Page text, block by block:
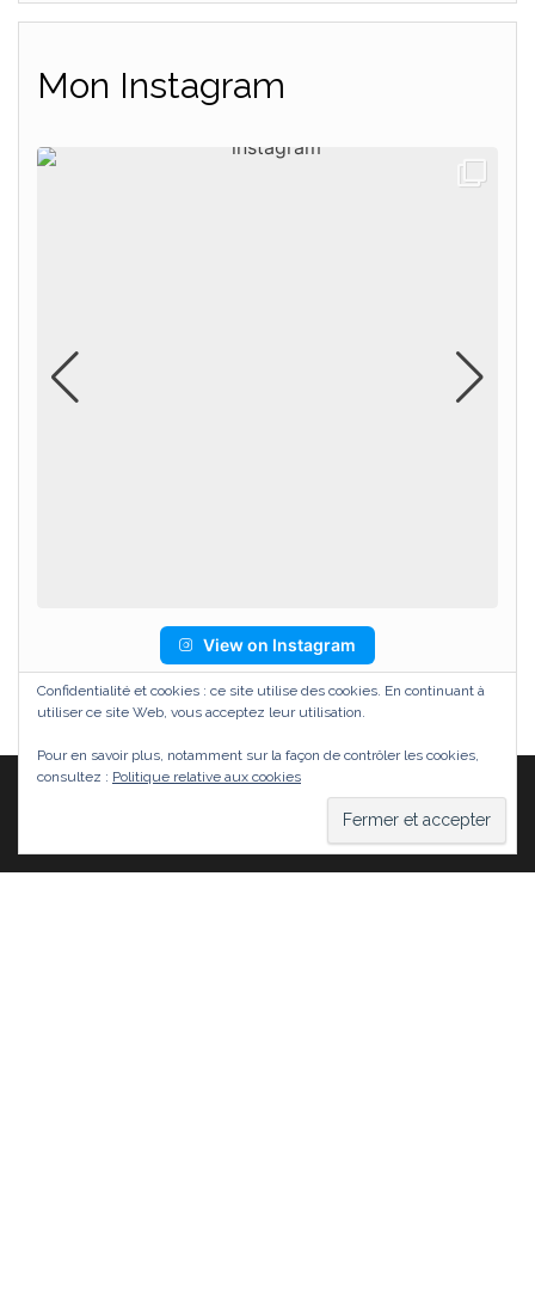
Mon Instagram
View on Instagram
WordPress |Thème :Head
Confidentialité et cookies : ce site utilise des cookies. En continuant à
utiliser ce site Web, vous acceptez leur utilisation.
Pour en savoir plus, notamment sur la façon de contrôler les cookies,
consultez : Politique relative aux cookies